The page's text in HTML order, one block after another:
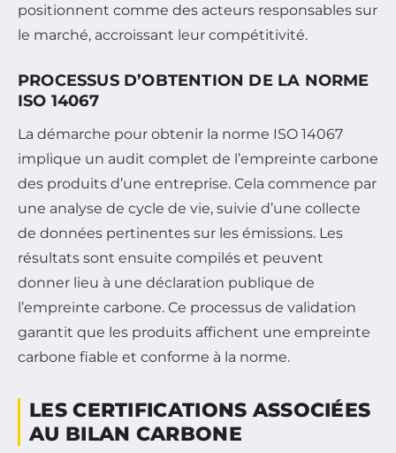
positionnent comme des acteurs responsables sur
le marché, accroissant leur compétitivité.
PROCESSUS D’OBTENTION DE LA NORME
ISO 14067
La démarche pour obtenir la norme ISO 14067
implique un audit complet de l’empreinte carbone
des produits d’une entreprise. Cela commence par
une analyse de cycle de vie, suivie d’une collecte
de données pertinentes sur les émissions. Les
résultats sont ensuite compilés et peuvent
donner lieu à une déclaration publique de
l’empreinte carbone. Ce processus de validation
garantit que les produits affichent une empreinte
carbone fiable et conforme à la norme.
LES CERTIFICATIONS ASSOCIÉES
AU BILAN CARBONE